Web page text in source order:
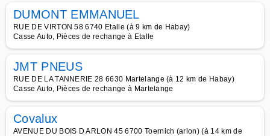
DUMONT EMMANUEL
RUE DE VIRTON 58 6740 Etalle (à 9 km de Habay)
Casse Auto, Pièces de rechange à Etalle
JMT PNEUS
RUE DE LA TANNERIE 28 6630 Martelange (à 12 km de Habay)
Casse Auto, Pièces de rechange à Martelange
Covalux
AVENUE DU BOIS D ARLON 45 6700 Toernich (arlon) (à 14 km de